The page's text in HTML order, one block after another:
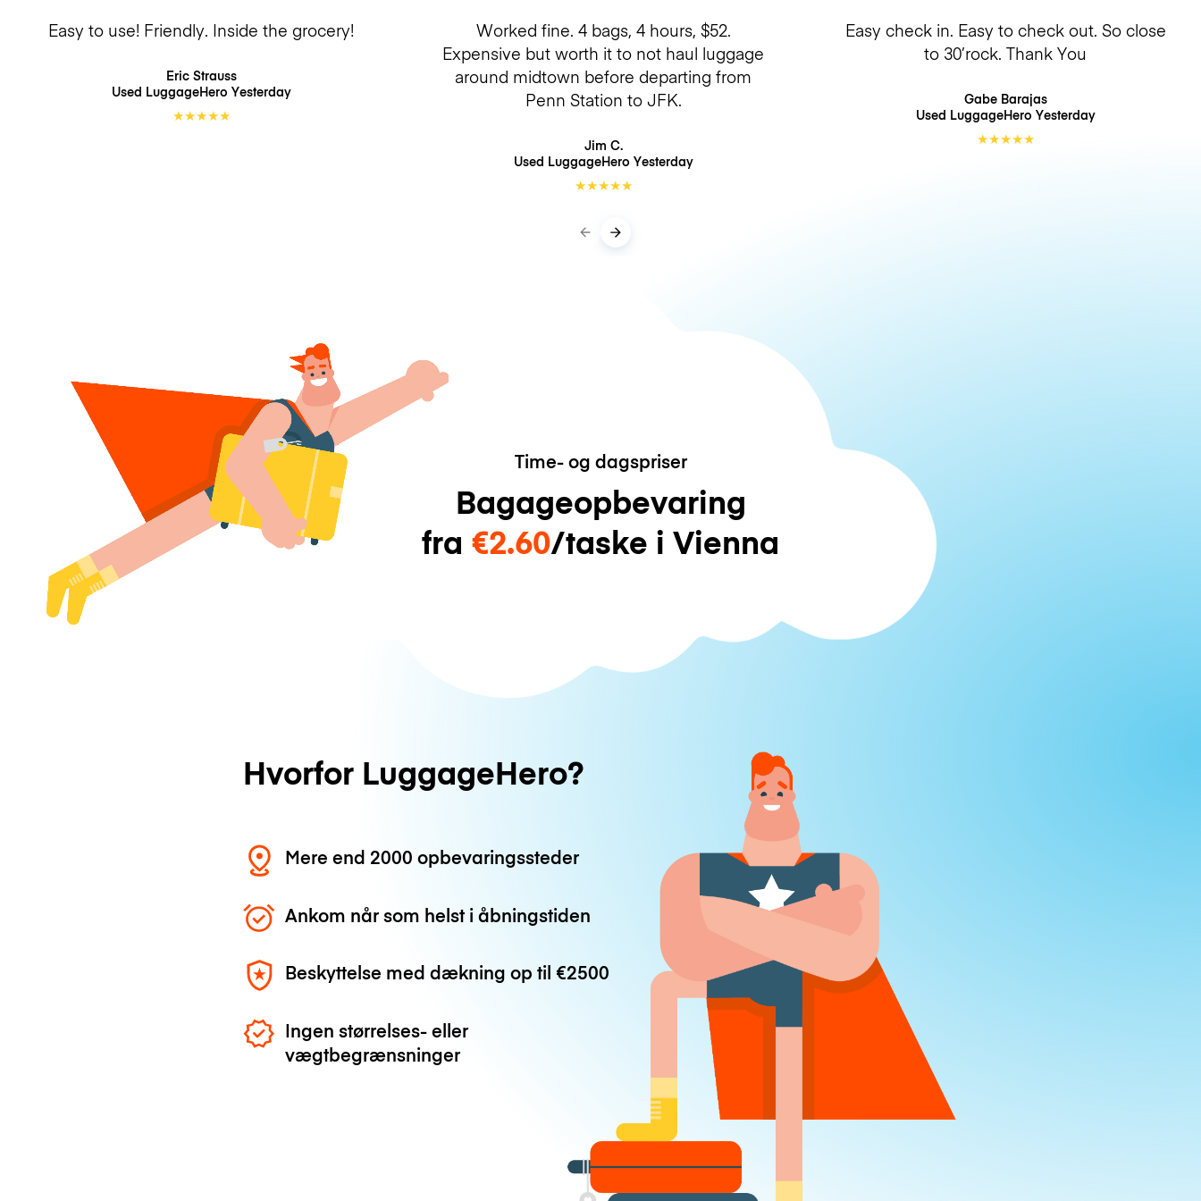
Easy to use! Friendly. Inside the grocery!
Eric Strauss
Used LuggageHero Yesterday
★★★★★
Worked fine. 4 bags, 4 hours, $52.
Expensive but worth it to not haul luggage
around midtown before departing from
Penn Station to JFK.
Jim C.
Used LuggageHero Yesterday
★★★★★
Easy check in. Easy to check out. So close
to 30’rock. Thank You
Gabe Barajas
Used LuggageHero Yesterday
★★★★★
Time- og dagspriser
Bagageopbevaring
fra €2.60/taske i Vienna
Hvorfor LuggageHero?
Mere end 2000 opbevaringssteder
Ankom når som helst i åbningstiden
Beskyttelse med dækning op til €2500
Ingen størrelses- eller
vægtbegrænsninger